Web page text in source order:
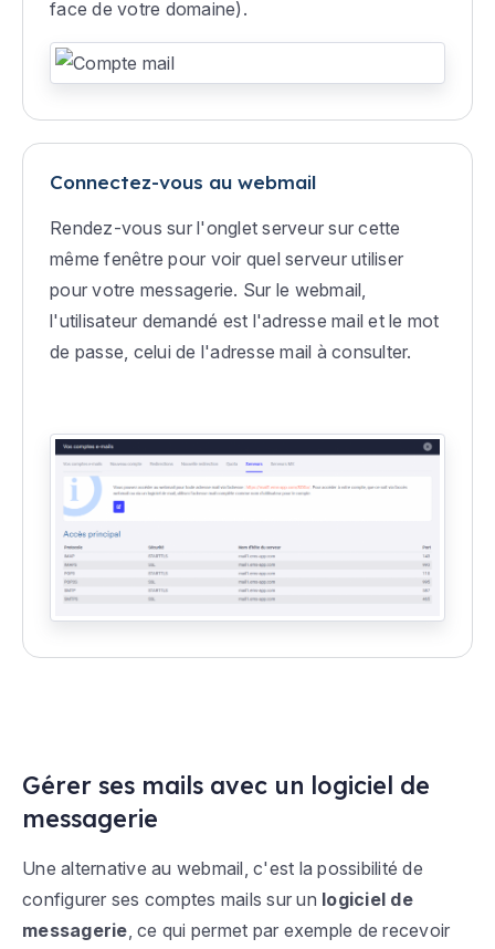
face de votre domaine).
Connectez-vous au webmail
Rendez-vous sur l'onglet serveur sur cette
même fenêtre pour voir quel serveur utiliser
pour votre messagerie. Sur le webmail,
l'utilisateur demandé est l'adresse mail et le mot
de passe, celui de l'adresse mail à consulter.
Gérer ses mails avec un logiciel de
messagerie
Une alternative au webmail, c'est la possibilité de
configurer ses comptes mails sur un logiciel de
messagerie, ce qui permet par exemple de recevoir